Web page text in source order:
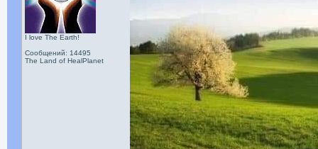
I love The Earth!
Сообщений: 14495
The Land of HealPlanet